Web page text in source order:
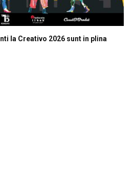
la Creativo 2026 sunt in plina